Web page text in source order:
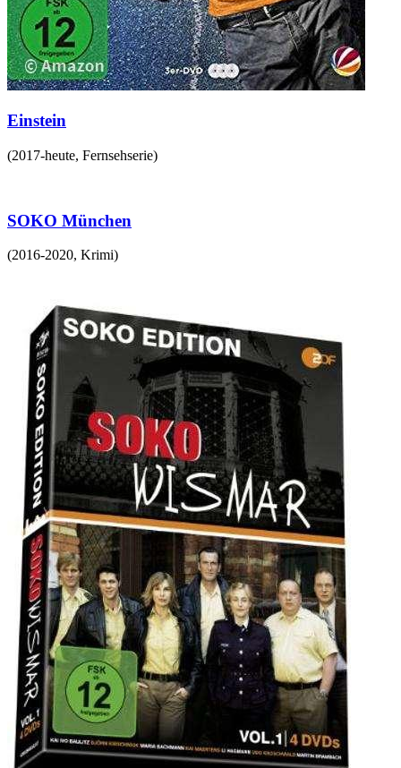
Einstein
(2017-heute, Fernsehserie)
SOKO München
(2016-2020, Krimi)